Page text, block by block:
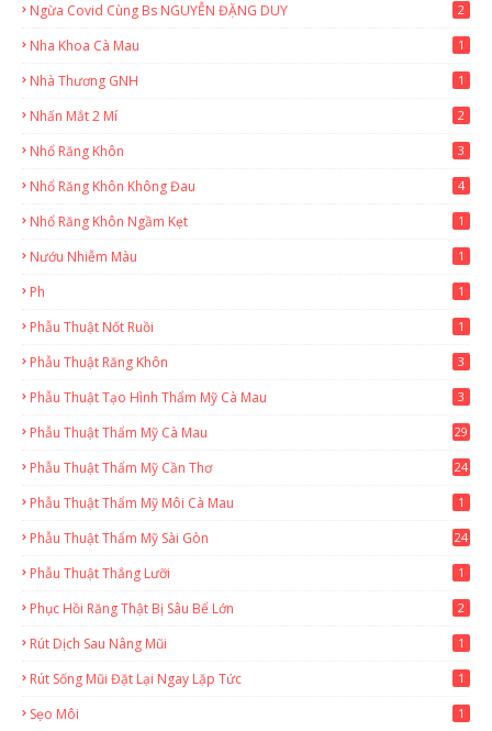
Ngừa Covid Cùng Bs NGUYỄN ĐẶNG DUY 2
Nha Khoa Cà Mau 1
Nhà Thương GNH 1
Nhấn Mắt 2 Mí 2
Nhổ Răng Khôn 3
Nhổ Răng Khôn Không Đau 4
Nhổ Răng Khôn Ngầm Kẹt 1
Nướu Nhiễm Màu 1
Ph 1
Phẫu Thuật Nốt Ruồi 1
Phẫu Thuật Răng Khôn 3
Phẫu Thuật Tạo Hình Thẩm Mỹ Cà Mau 3
Phẫu Thuật Thẩm Mỹ Cà Mau
29
Phẫu Thuật Thẩm Mỹ Cần Thơ
24
Phẫu Thuật Thẩm Mỹ Môi Cà Mau 1
Phẫu Thuật Thẩm Mỹ Sài Gòn
24
Phẫu Thuật Thắng Lưỡi 1
Phục Hồi Răng Thật Bị Sâu Bể Lớn 2
Rút Dịch Sau Nâng Mũi 1
Rút Sống Mũi Đặt Lại Ngay Lặp Tức 1
Sẹo Môi 1